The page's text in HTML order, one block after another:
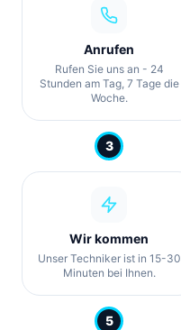
Anrufen
Rufen Sie uns an - 24
Stunden am Tag, 7 Tage die
Woche.
3
Wir kommen
Unser Techniker ist in 15-30
Minuten bei Ihnen.
5